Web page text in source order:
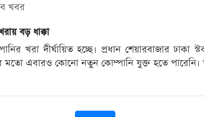
খবর
বড় ধাক্কা
খরা দীর্ঘায়িত হচ্ছে। প্রধান শেয়ারবাজার ঢাকা
মতো এবারও কোনো নতুন কোম্পানি যুক্ত হতে পারেনি।